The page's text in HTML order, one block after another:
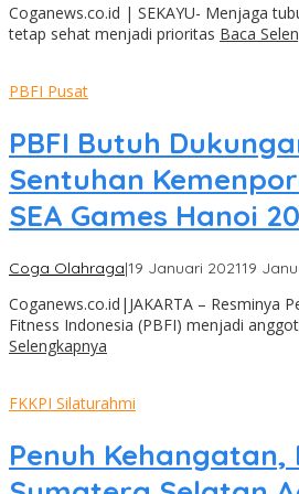
Coganews.co.id | SEKAYU- Menjaga
tetap sehat menjadi prioritas Baca
PBFI Pusat
PBFI Butuh
Sentuhan
SEA Games Hanoi
Coga Olahraga|19 Januari 202119
Coganews.co.id|JAKARTA – Resminya
Fitness Indonesia (PBFI) menjadi
Selengkapnya
FKKPI Silaturahmi
Penuh Kehangatan,